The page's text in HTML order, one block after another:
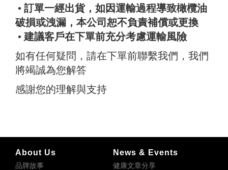
• 訂單一經出貨，如因運輸過程導致橄欖油
破損或洩漏，本公司恕不負責補償或更換
• 建議客戶在下單前充分考慮運輸風險
如有任何疑問，請在下單前聯繫我們，我們
將竭誠為您解答
感謝您的理解與支持
About Us
品牌故事
News & Events
健康文章分享